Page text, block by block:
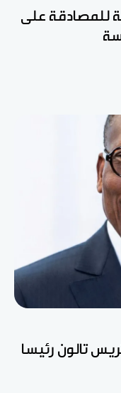
للمصادقة على
تالون رئيسا